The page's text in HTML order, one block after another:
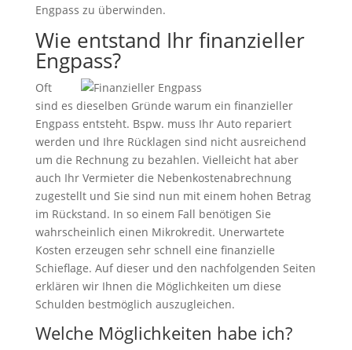
Engpass zu überwinden.
Wie entstand Ihr finanzieller
Engpass?
Oft
sind es dieselben Gründe warum ein finanzieller
Engpass entsteht. Bspw. muss Ihr Auto repariert
werden und Ihre Rücklagen sind nicht ausreichend
um die Rechnung zu bezahlen. Vielleicht hat aber
auch Ihr Vermieter die Nebenkostenabrechnung
zugestellt und Sie sind nun mit einem hohen Betrag
im Rückstand. In so einem Fall benötigen Sie
wahrscheinlich einen Mikrokredit. Unerwartete
Kosten erzeugen sehr schnell eine finanzielle
Schieflage. Auf dieser und den nachfolgenden Seiten
erklären wir Ihnen die Möglichkeiten um diese
Schulden bestmöglich auszugleichen.
Welche Möglichkeiten habe ich?